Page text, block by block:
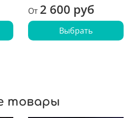
От 2 600 руб
Выбрать
товары